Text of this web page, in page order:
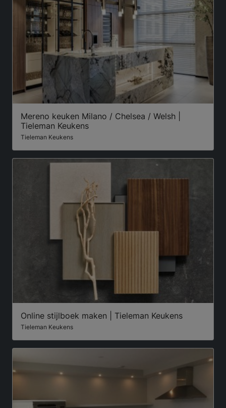
Mereno keuken Milano / Chelsea / Welsh |
Tieleman Keukens
Tieleman Keukens
Online stijlboek maken | Tieleman Keukens
Tieleman Keukens